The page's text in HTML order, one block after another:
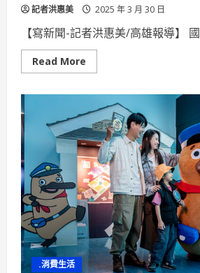
記者洪惠美 2025 年 3 月 30 日
【寫新聞-記者洪惠美/高雄報導】 國
Read More
more
大
學
後
醫
系
考
試
到
考
九
成
六
總
錄
取
率
4.85%
.消費生活